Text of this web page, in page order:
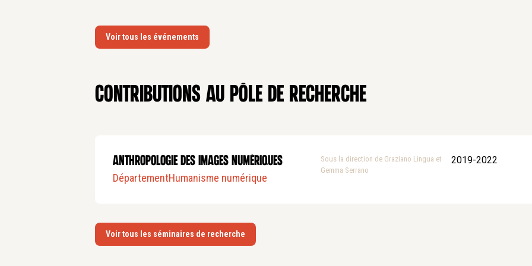
Voir tous les événements
Contributions au pôle de recherche
Anthropologie des images numériques
DépartementHumanisme numérique
Sous la direction de Graziano Lingua et
Gemma Serrano
2019-2022
Voir tous les séminaires de recherche